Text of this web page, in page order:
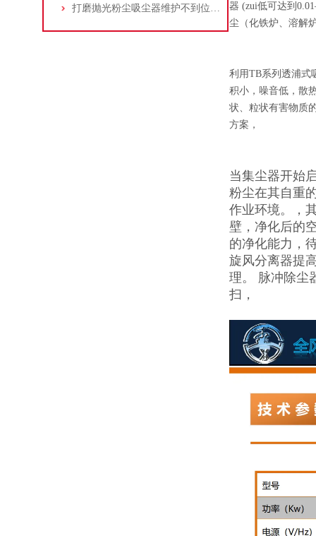
打磨抛光粉尘吸尘器维护不到位，那是你没有注意这些而已！
器 (zui低可达到
尘（化铁炉、溶解
利用TB系列透浦式
积小，噪音低，散
状、粒状有害物质
方案，
当集尘器开始
粉尘在其自重
作业环境。，
壁，净化后的
的净化能力，
旋风分离器提
理。 脉冲除尘
扫，